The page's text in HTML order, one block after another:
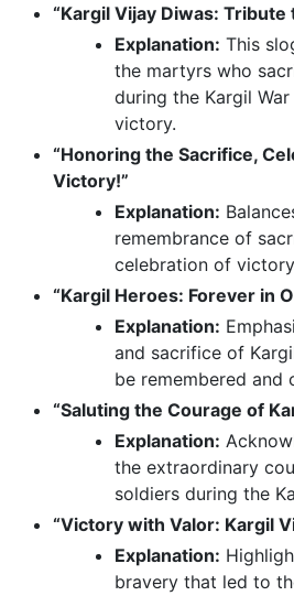
“Kargil Vijay Diwas: Tribute
Explanation: This
the martyrs who
during the Kargil
victory.
“Honoring the Sacrifice,
Victory!”
Explanation:
remembrance of
celebration of
“Kargil Heroes: Forever in
Explanation:
and sacrifice of
be remembered and
“Saluting the Courage of
Explanation:
the extraordinary
soldiers during the
“Victory with Valor: Kargil
Explanation:
bravery that led to